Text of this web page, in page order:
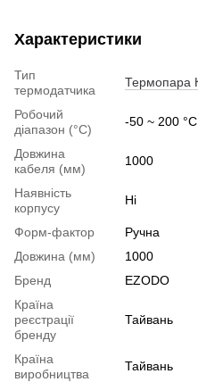
Характеристики
Тип
термодатчика
Термопара
Робочий
діапазон (°C)
-50 ~ 200 °C
Довжина
кабеля (мм)
1000
Наявність
корпусу
Ні
Форм-фактор
Ручна
Довжина (мм)
1000
Бренд
EZODO
Країна
реєстрації
бренду
Тайвань
Країна
виробництва
Тайвань